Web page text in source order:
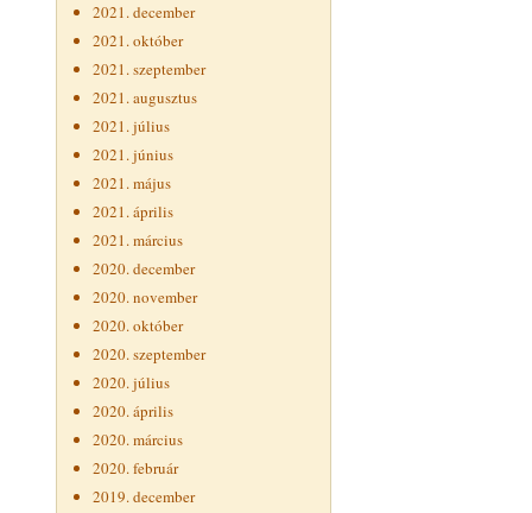
2021. december
2021. október
2021. szeptember
2021. augusztus
2021. július
2021. június
2021. május
2021. április
2021. március
2020. december
2020. november
2020. október
2020. szeptember
2020. július
2020. április
2020. március
2020. február
2019. december